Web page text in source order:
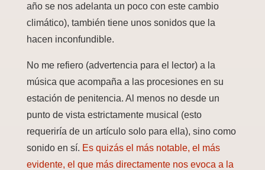
año se nos adelanta un poco con este cambio
climático), también tiene unos sonidos que la
hacen inconfundible.
No me refiero (advertencia para el lector) a la
música que acompaña a las procesiones en su
estación de penitencia. Al menos no desde un
punto de vista estrictamente musical (esto
requeriría de un artículo solo para ella), sino como
sonido en sí. Es quizás el más notable, el más
evidente, el que más directamente nos evoca a la